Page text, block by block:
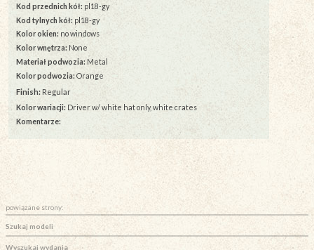
Kod przednich kół: pl18-gy
Kod tylnych kół: pl18-gy
Kolor okien: no windows
Kolor wnętrza: None
Materiał podwozia: Metal
Kolor podwozia: Orange
Finish: Regular
Kolor wariacji: Driver w/ white hat only, white crates
Komentarze:
powiązane strony:
Szukaj modeli
Wyszukaj wydania